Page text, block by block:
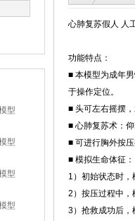
型
型
型
型
心肺复苏假人 人
功能特点：
■ 本模型为成年
于操作定位。
■ 头可左右摇摆
■ 心肺复苏术：
■ 可进行胸外按
■ 模拟生命体征：
1）初始状态时，
2）按压过程中，
3）抢救成功后，